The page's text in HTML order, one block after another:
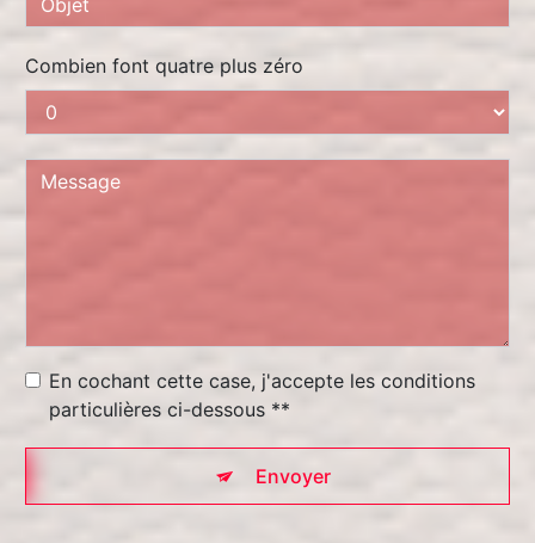
Combien font quatre plus zéro
En cochant cette case, j'accepte les conditions
particulières ci-dessous **
Envoyer